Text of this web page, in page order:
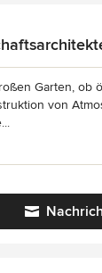
Garten, ob
von